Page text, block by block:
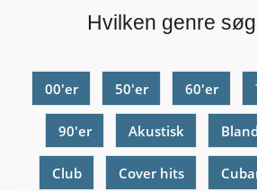
Hvilken genre
00'er 50'er 60'er
90'er Akustisk
Club Cover hits